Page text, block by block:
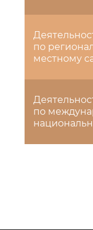
по
местному
по